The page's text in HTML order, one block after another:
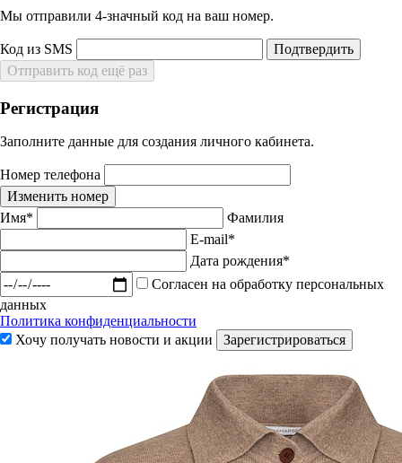
Мы отправили 4‑значный код на ваш номер.
Код из SMS
Подтвердить
Отправить код ещё раз
Регистрация
Заполните данные для создания личного кабинета.
Номер телефона
Изменить номер
Имя*
Фамилия
E-mail*
Дата рождения*
Согласен на обработку персональных
данных
Политика конфиденциальности
Хочу получать новости и акции
Зарегистрироваться